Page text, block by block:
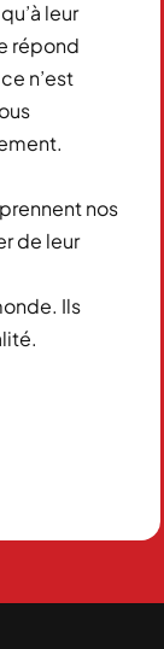
leur
répond
n’est
nos
de leur
Ils